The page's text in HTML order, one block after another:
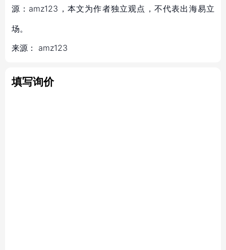
源：amz123，本文为作者独立观点，不代表出海易立
场。
来源： amz123
填写询价